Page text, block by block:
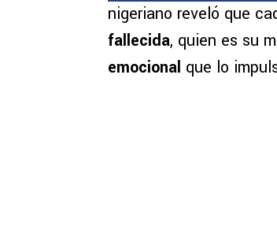
nigeriano reveló que
fallecida, quien es su
emocional que lo